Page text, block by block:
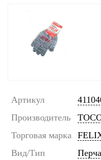
Артикул
Производитель
Торговая марка
Вид/Тип